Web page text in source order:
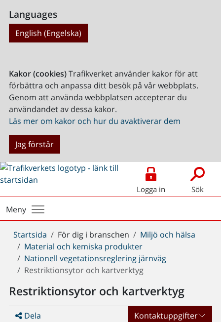
Languages
English (Engelska)
Kakor (cookies)Trafikverket använder kakor för att
förbättra och anpassa ditt besök på vår webbplats.
Genom att använda webbplatsen accepterar du
användandet av dessa kakor.
Läs mer om kakor och hur du avaktiverar dem
Jag förstår
Logga in Sök
Meny
Du
är
här:
Startsida För dig i branschen
Miljö och hälsa
Material och kemiska produkter
Nationell vegetationsreglering järnväg
Restriktionsytor och kartverktyg
Restriktionsytor och kartverktyg
Dela Kontaktuppgifter